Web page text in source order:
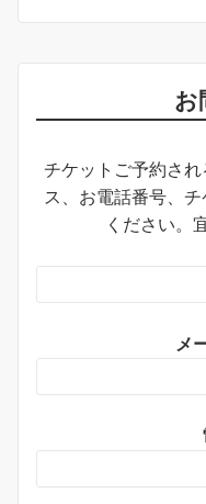
お
チケットご予約さ
ス、お電話番号、
ください。
メ